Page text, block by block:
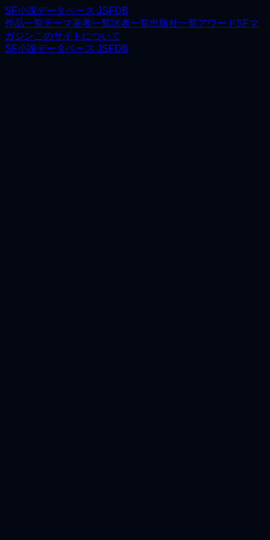
SF小説データベース JSFDB
作品一覧テーマ著者一覧訳者一覧出版社一覧アワードSFマ
ガジンこのサイトについて
SF小説データベース JSFDB